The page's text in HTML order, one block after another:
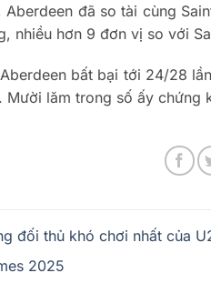
đã so tài cùng
nhiều hơn 9 đơn vị so với
bất bại tới 24/28
Mười lăm trong số ấy
đối thủ khó chơi nhất của
2025